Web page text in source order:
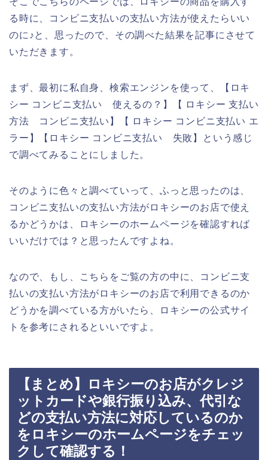
る時に、コンビニ支払いの支払い方法が使えたらいい
のに♪と、思ったので、その調べた結果を記事にさせて
いただきます。
まず、最初に私自身、検索エンジンを使って、【ロキ
シー コンビニ支払い 使えるの？】【 ロキシー 支払い
方法 コンビニ支払い】【 ロキシー コンビニ支払い エ
ラー】【ロキシー コンビニ支払い 失敗】という感じ
で調べてみることにしました。
そのように色々と調べていって、ふっと思ったのは、
コンビニ支払いの支払い方法がロキシーのお店で使え
るかどうかは、ロキシーのホームページを確認すれば
いいだけでは？と思ったんですよね。
なので、もし、こちらをご覧の方の中に、コンビニ支
払いの支払い方法がロキシーのお店で利用できるのか
どうかを調べている方がいたら、ロキシーの公式サイ
トを参考にされるといいですよ。
【まとめ】ロキシーのお店がクレジ
ットカードや銀行振り込み、代引な
どの支払い方法に対応しているのか
をロキシーのホームページをチェッ
クして確認する！